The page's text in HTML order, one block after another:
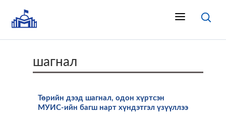
шагнал
Төрийн дээд шагнал, одон хүртсэн
МУИС-ийн багш нарт хүндэтгэл үзүүллээ